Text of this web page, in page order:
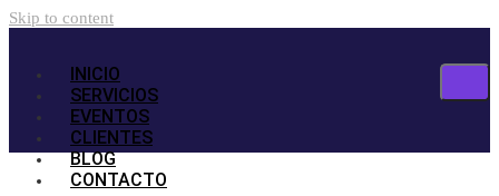
Skip to content
INICIO
SERVICIOS
EVENTOS
CLIENTES
BLOG
CONTACTO